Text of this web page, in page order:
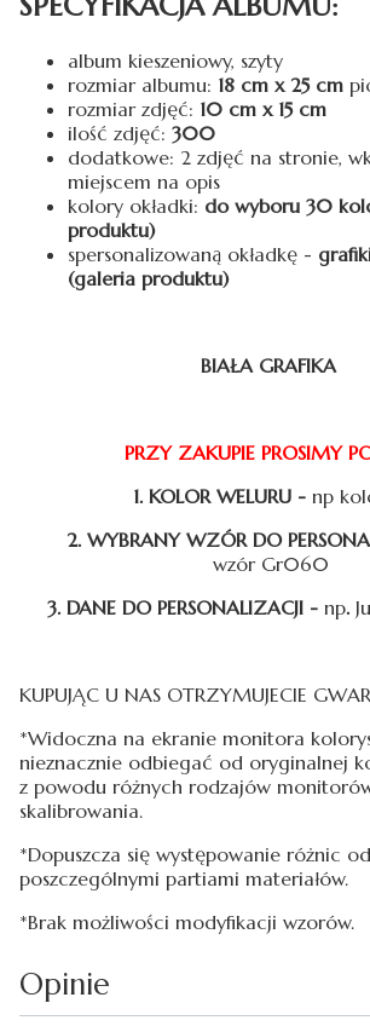
album kieszeniowy, szyty
rozmiar albumu: 18 cm x 25 cm
rozmiar zdjęć: 10 cm x 15 cm
ilość zdjęć: 300
dodatkowe: 2 zdjęć na stronie,
miejscem na opis
kolory okładki: do wyboru 30
produktu)
spersonalizowaną okładkę -
(galeria produktu)
BIAŁA GRAFIKA
PRZY ZAKUPIE PROSIMY
1. KOLOR WELURU - np
2. WYBRANY WZÓR DO
wzór Gr060
3. DANE DO PERSONALIZACJI - np.
KUPUJĄC U NAS OTRZYMUJECIE
*Widoczna na ekranie monitora
nieznacznie odbiegać od oryginalnej
z powodu różnych rodzajów
skalibrowania.
*Dopuszcza się występowanie różnic
poszczególnymi partiami materiałów.
*Brak możliwości modyfikacji wzorów.
Opinie